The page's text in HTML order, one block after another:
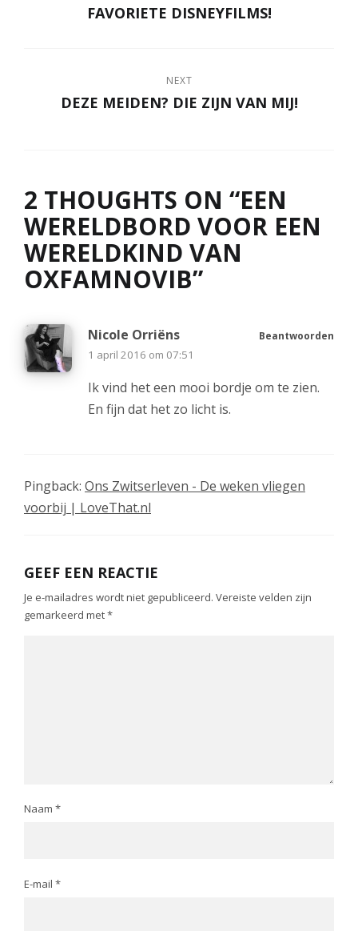
FAVORIETE DISNEYFILMS!
NEXT
DEZE MEIDEN? DIE ZIJN VAN MIJ!
2 THOUGHTS ON “EEN
WERELDBORD VOOR EEN
WERELDKIND VAN
OXFAMNOVIB”
Nicole Orriëns
1 april 2016 om 07:51
Ik vind het een mooi bordje om te zien.
En fijn dat het zo licht is.
Beantwoorden
Pingback: Ons Zwitserleven - De weken vliegen
voorbij | LoveThat.nl
GEEF EEN REACTIE
Je e-mailadres wordt niet gepubliceerd. Vereiste velden zijn
gemarkeerd met*
Naam *
E-mail *